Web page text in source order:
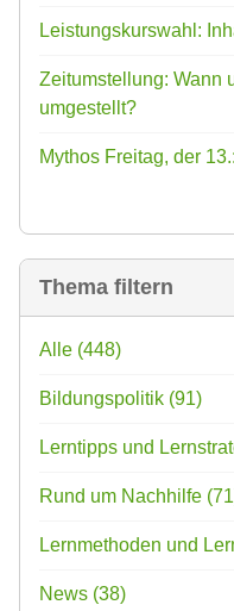
Leistungskurswahl:
Zeitumstellung: Wann
umgestellt?
Mythos Freitag, der
Thema filtern
Alle (448)
Bildungspolitik (91)
Lerntipps und
Rund um Nachhilfe
Lernmethoden und
News (38)